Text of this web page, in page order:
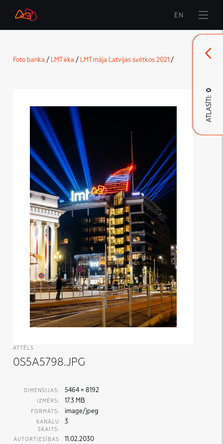
Sākums
LMT Karte
LMT Innovations
LMT Defence
Lejupielāde un jaunumi
Izstrādātie materiāli
EN
Foto banka/ LMT ēka/ LMT māja Latvijas svētkos 2021/
ATTĒLS
0S5A5798.JPG
DIMENSIJAS: 5464 × 8192
IZMĒRS: 17.3 MB
FORMĀTS: image/jpeg
KANĀLU
SKAITS:
3
AUTORTIESĪBAS
11.02.2030
ATLASĪTI:
0